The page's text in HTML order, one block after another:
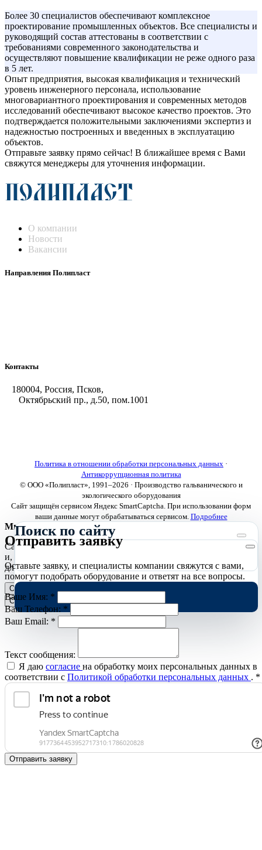
Более 30 специалистов обеспечивают комплексное
проектирование промышленных объектов. Все специалисты и
руководящий состав аттестованы в соответствии с
требованиями современного законодательства и
осуществляют повышение квалификации не реже одного раза
в 5 лет.
Опыт предприятия, высокая квалификация и технический
уровень инженерного персонала, использование
многовариантного проектирования и современных методов
исследований обеспечивают высокое качество проектов. Это
подтверждается положительными заключениями экспертиз и
надежностью построенных и введенных в эксплуатацию
объектов.
Отправьте заявку прямо сейчас! В ближайшее время с Вами
свяжутся менеджеры для уточнения информации.
О компании
Новости
Вакансии
Направления Полипласт
Контакты
180004, Россия, Псков,
Октябрьский пр., д.50, пом.1001
Политика в отношении обработки персональных данных ·
Антикоррупционная политика
© ООО «Полипласт», 1991–2026 · Производство гальванического и
экологического оборудования
Сайт защищён сервисом Яндекс SmartCaptcha. При использовании форм
ваши данные могут обрабатываться сервисом. Подробнее
Поиск по сайту
Отправить заявку
Оставьте заявку, и специалисты компании свяжутся с вами,
помогут подобрать оборудование и ответят на все вопросы.
Ваше Имя: *
Ваш Телефон: *
Ваш Email: *
Текст сообщения:
Я даю согласие на обработку моих персональных данных в
соответствии с Политикой обработки персональных данных . *
Отправить заявку
Мы используем cookies
Сайт использует необходимые cookies для корректной работы
и, с вашего согласия, аналитические cookies Яндекс.Метрики
для улучшения сайта.Подробнее
Отклонить
Cookies